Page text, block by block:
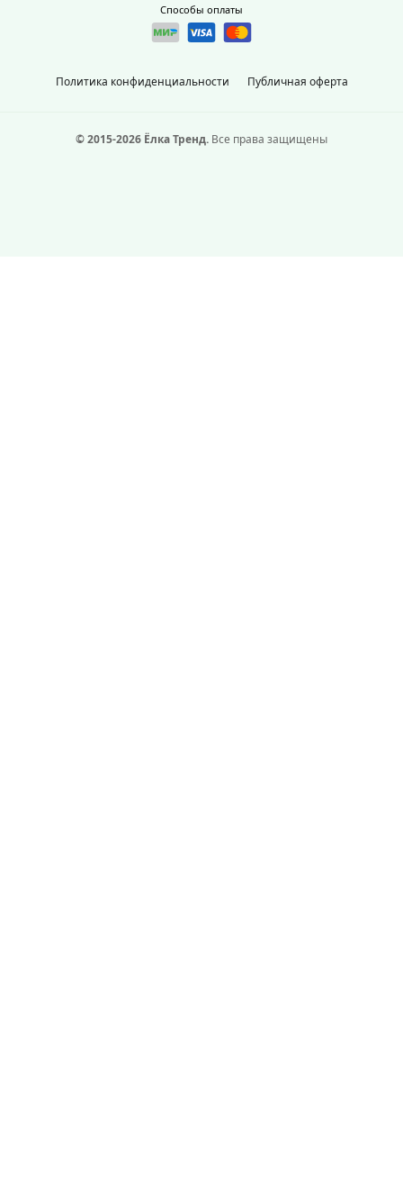
Политика конфиденциальности Публичная оферта
Способы оплаты
© 2015-2026 Ёлка Тренд. Все права защищены